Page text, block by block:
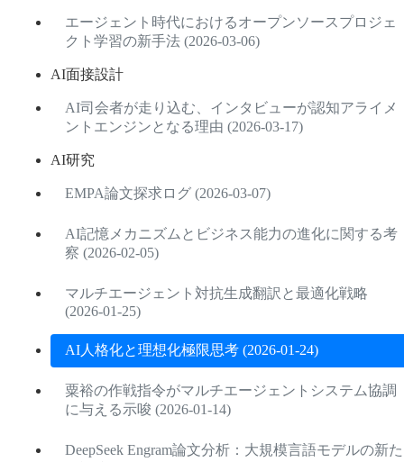
エージェント時代におけるオープンソースプロジェ
クト学習の新手法 (2026-03-06)
AI面接設計
AI司会者が走り込む、インタビューが認知アライメ
ントエンジンとなる理由 (2026-03-17)
AI研究
EMPA論文探求ログ (2026-03-07)
AI記憶メカニズムとビジネス能力の進化に関する考
察 (2026-02-05)
マルチエージェント対抗生成翻訳と最適化戦略
(2026-01-25)
AI人格化と理想化極限思考 (2026-01-24)
粟裕の作戦指令がマルチエージェントシステム協調
に与える示唆 (2026-01-14)
DeepSeek Engram論文分析：大規模言語モデルの新た